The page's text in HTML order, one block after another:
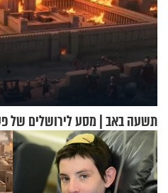
תשעה באב | מסע לירושלים של